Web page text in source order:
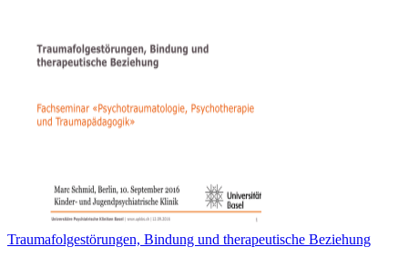
Traumafolgestörungen, Bindung und therapeutische Beziehung